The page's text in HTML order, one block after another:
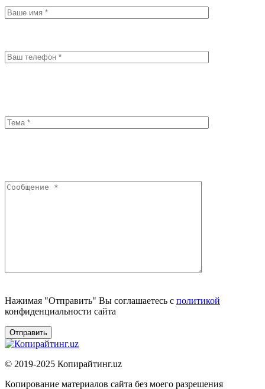
Нажимая "Отправить" Вы соглашаетесь с политикой
конфиденциальности сайта
© 2019-2025 Копирайтинг.uz
Копирование материалов сайта без моего разрешения